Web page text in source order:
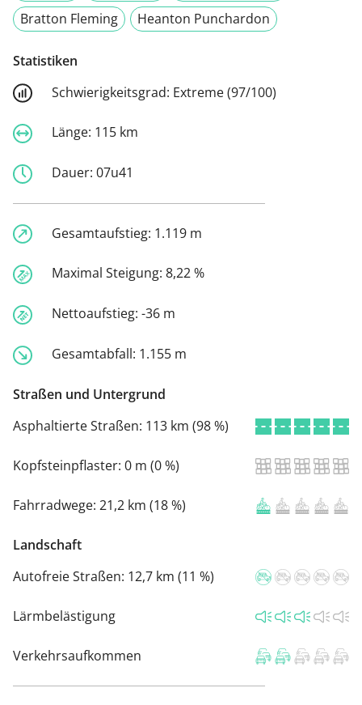
Bratton Fleming
Heanton Punchardon
Statistiken
Schwierigkeitsgrad: Extreme (97/100)
Länge: 115 km
Dauer: 07u41
Gesamtaufstieg: 1.119 m
Maximal Steigung: 8,22 %
Nettoaufstieg: -36 m
Gesamtabfall: 1.155 m
Straßen und Untergrund
Asphaltierte Straßen: 113 km (98 %)
Kopfsteinpflaster: 0 m (0 %)
Fahrradwege: 21,2 km (18 %)
Landschaft
Autofreie Straßen: 12,7 km (11 %)
Lärmbelästigung
Verkehrsaufkommen